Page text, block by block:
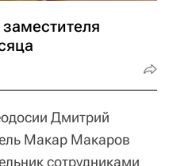
Дмитрий
Макар Макаров
сотрудниками